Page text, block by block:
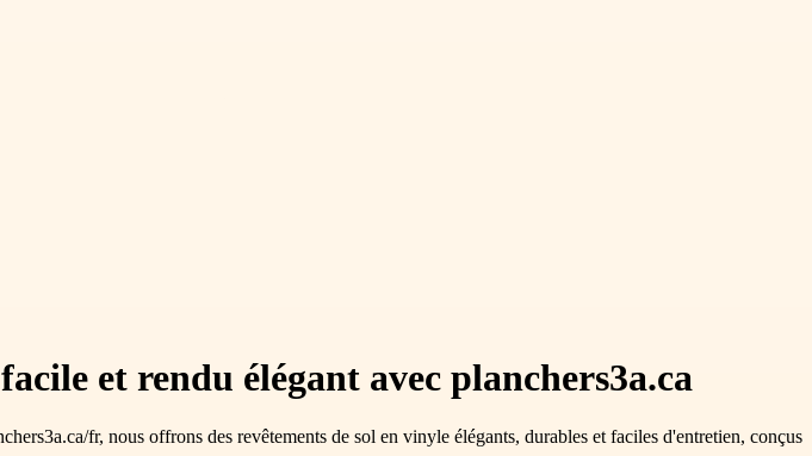
et rendu élégant avec planchers3a.ca
fr, nous offrons des revêtements de sol en vinyle élégants, durables et faciles d'entretien, conçus